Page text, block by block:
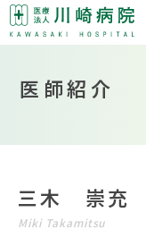
医師紹介
三木 崇充
Miki Takamitsu